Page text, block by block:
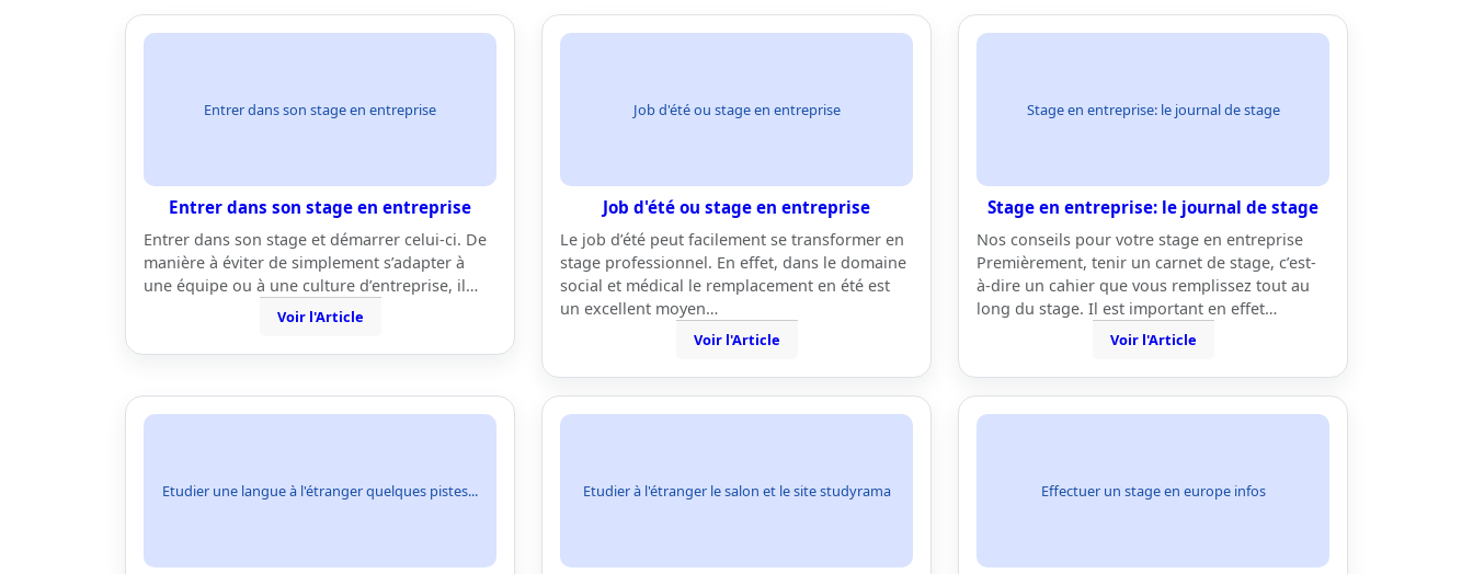
Entrer dans son stage en entreprise
Entrer dans son stage en entreprise
Entrer dans son stage et démarrer celui-ci. De
manière à éviter de simplement s’adapter à
une équipe ou à une culture d’entreprise, il…
Voir l'Article
Job d'été ou stage en entreprise
Job d'été ou stage en entreprise
Le job d’été peut facilement se transformer en
stage professionnel. En effet, dans le domaine
social et médical le remplacement en été est
un excellent moyen…
Voir l'Article
Stage en entreprise: le journal de stage
Stage en entreprise: le journal de stage
Nos conseils pour votre stage en entreprise
Premièrement, tenir un carnet de stage, c’est-
à-dire un cahier que vous remplissez tout au
long du stage. Il est important en effet…
Voir l'Article
Etudier une langue à l'étranger quelques pistes... Etudier à l'étranger le salon et le site studyrama Effectuer un stage en europe infos